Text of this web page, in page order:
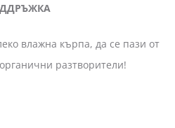
влажна кърпа, да се пази от
разтворители!